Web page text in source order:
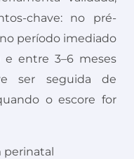
chave: no pré-
no período imediado
e entre 3–6 meses
ser seguida de
o escore for
perinatal